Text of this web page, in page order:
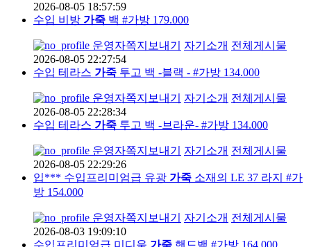
2026-08-05 18:57:59
수입 비방 가죽 백 #가방 179.000
운영자쪽지보내기 자기소개 전체게시물
2026-08-05 22:27:54
수입 테라스 가죽 투고 백 -블랙 - #가방 134.000
운영자쪽지보내기 자기소개 전체게시물
2026-08-05 22:28:34
수입 테라스 가죽 투고 백 -브라운- #가방 134.000
운영자쪽지보내기 자기소개 전체게시물
2026-08-05 22:29:26
입*** 수입프리미엄급 유광 가죽 소재의 LE 37 라지 #가
방 154.000
운영자쪽지보내기 자기소개 전체게시물
2026-08-03 19:09:10
수입프리미엄급 미디움 가죽 핸드백 #가방 164.000